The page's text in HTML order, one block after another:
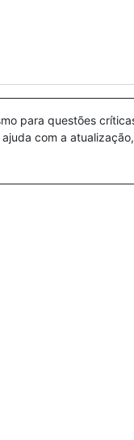
para questões
com a atualização,